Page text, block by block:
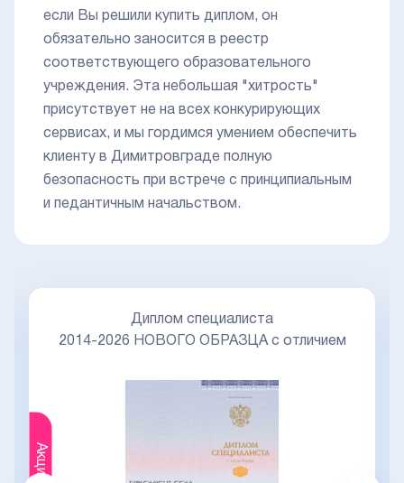
если Вы решили купить диплом, он
обязательно заносится в реестр
соответствующего образовательного
учреждения. Эта небольшая "хитрость"
присутствует не на всех конкурирующих
сервисах, и мы гордимся умением обеспечить
клиенту в Димитровграде полную
безопасность при встрече с принципиальным
и педантичным начальством.
Акция
Диплом специалиста
2014-2026 НОВОГО ОБРАЗЦА с отличием